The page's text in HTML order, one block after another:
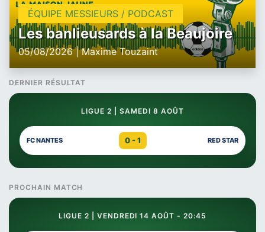
ÉQUIPE MESSIEURS / PODCAST
Les banlieusards à la Beaujoire
05/08/2026 | Maxime Touzaint
DERNIER RÉSULTAT
LIGUE 2 | SAMEDI 8 AOÛT
FC NANTES 0 - 1 RED STAR
PROCHAIN MATCH
LIGUE 2 | VENDREDI 14 AOÛT - 20:45